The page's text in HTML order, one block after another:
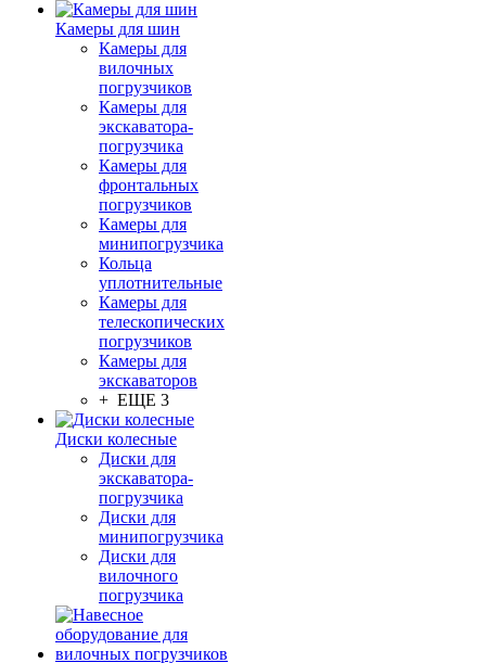
Камеры для шин
Камеры для
вилочных
погрузчиков
Камеры для
экскаватора-
погрузчика
Камеры для
фронтальных
погрузчиков
Камеры для
минипогрузчика
Кольца
уплотнительные
Камеры для
телескопических
погрузчиков
Камеры для
экскаваторов
+ ЕЩЕ 3
Диски колесные
Диски для
экскаватора-
погрузчика
Диски для
минипогрузчика
Диски для
вилочного
погрузчика